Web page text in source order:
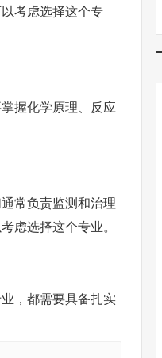
考虑选择这个专
握化学原理、反应
常负责监测和治理
虑选择这个专业。
，都需要具备扎实